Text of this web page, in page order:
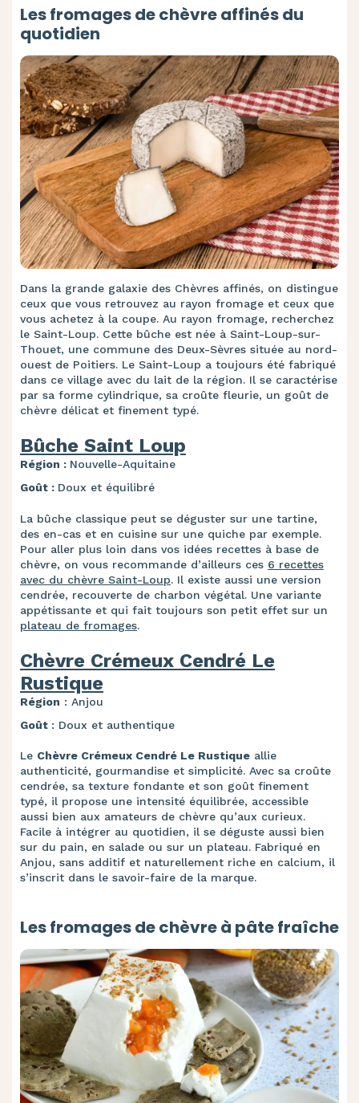
Les fromages de chèvre affinés du
quotidien
Dans la grande galaxie des Chèvres affinés, on distingue
ceux que vous retrouvez au rayon fromage et ceux que
vous achetez à la coupe. Au rayon fromage, recherchez
le Saint-Loup. Cette bûche est née à Saint-Loup-sur-
Thouet, une commune des Deux-Sèvres située au nord-
ouest de Poitiers. Le Saint-Loup a toujours été fabriqué
dans ce village avec du lait de la région. Il se caractérise
par sa forme cylindrique, sa croûte fleurie, un goût de
chèvre délicat et finement typé.
Bûche Saint Loup
Région : Nouvelle-Aquitaine
Goût : Doux et équilibré
La bûche classique peut se déguster sur une tartine,
des en-cas et en cuisine sur une quiche par exemple.
Pour aller plus loin dans vos idées recettes à base de
chèvre, on vous recommande d’ailleurs ces 6 recettes
avec du chèvre Saint-Loup. Il existe aussi une version
cendrée, recouverte de charbon végétal. Une variante
appétissante et qui fait toujours son petit effet sur un
plateau de fromages.
Chèvre Crémeux Cendré Le
Rustique
Région : Anjou
Goût : Doux et authentique
Le Chèvre Crémeux Cendré Le Rustique allie
authenticité, gourmandise et simplicité. Avec sa croûte
cendrée, sa texture fondante et son goût finement
typé, il propose une intensité équilibrée, accessible
aussi bien aux amateurs de chèvre qu’aux curieux.
Facile à intégrer au quotidien, il se déguste aussi bien
sur du pain, en salade ou sur un plateau. Fabriqué en
Anjou, sans additif et naturellement riche en calcium, il
s’inscrit dans le savoir-faire de la marque.
Les fromages de chèvre à pâte fraîche